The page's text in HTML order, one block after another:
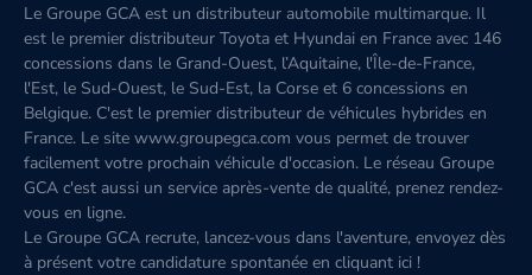
Le Groupe GCA est un distributeur automobile multimarque. Il
est le premier distributeur Toyota et Hyundai en France avec 146
concessions dans le Grand-Ouest, l’Aquitaine, l'Île-de-France,
l'Est, le Sud-Ouest, le Sud-Est, la Corse et 6 concessions en
Belgique. C'est le premier distributeur de véhicules hybrides en
France. Le site www.groupegca.com vous permet de trouver
facilement votre prochain véhicule d'occasion. Le réseau Groupe
GCA c'est aussi un service après-vente de qualité, prenez rendez-
vous en ligne.
Le Groupe GCA recrute, lancez-vous dans l'aventure, envoyez dès
à présent votre candidature spontanée en cliquant ici !